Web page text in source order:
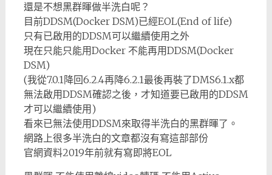
還是不想黑群暉做半洗白呢？
目前DDSM(Docker DSM)已經EOL(End of life)
只有已啟用的DDSM可以繼續使用之外
現在只能只能用Docker 不能再用DDSM(Docker
DSM)
(我從7.0.1降回6.2.4再降6.2.1最後再裝了DMS6.1.x都
無法啟用DDSM確認之後，才知道要已啟用的DDSM
才可以繼續使用)
看來已無法使用DDSM來取得半洗白的黑群暉了。
網路上很多半洗白的文章都沒有寫這部部份
官網資料2019年前就有寫即將EOL